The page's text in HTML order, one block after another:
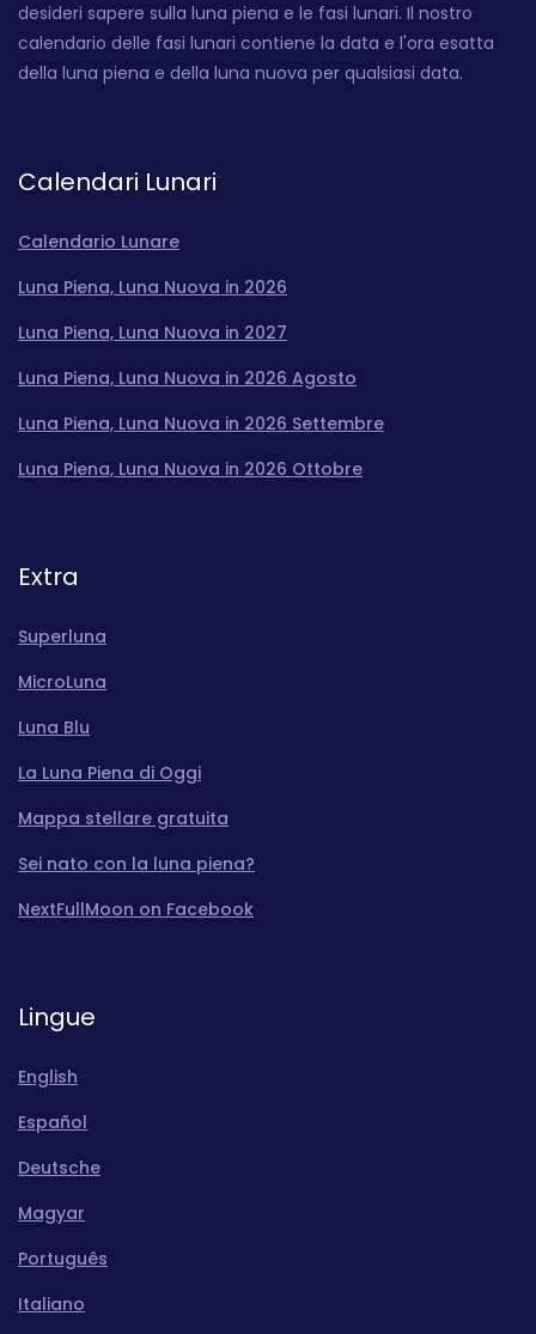
desideri sapere sulla luna piena e le fasi lunari. Il nostro
calendario delle fasi lunari contiene la data e l'ora esatta
della luna piena e della luna nuova per qualsiasi data.
Calendari Lunari
Calendario Lunare
Luna Piena, Luna Nuova in 2026
Luna Piena, Luna Nuova in 2027
Luna Piena, Luna Nuova in 2026 Agosto
Luna Piena, Luna Nuova in 2026 Settembre
Luna Piena, Luna Nuova in 2026 Ottobre
Extra
Superluna
MicroLuna
Luna Blu
La Luna Piena di Oggi
Mappa stellare gratuita
Sei nato con la luna piena?
NextFullMoon on Facebook
Lingue
English
Español
Deutsche
Magyar
Português
Italiano